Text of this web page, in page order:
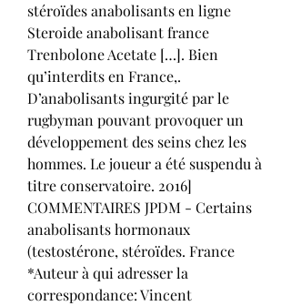
stéroïdes anabolisants en ligne
Steroide anabolisant france
Trenbolone Acetate […]. Bien
qu’interdits en France,.
D’anabolisants ingurgité par le
rugbyman pouvant provoquer un
développement des seins chez les
hommes. Le joueur a été suspendu à
titre conservatoire. 2016]
COMMENTAIRES JPDM - Certains
anabolisants hormonaux
(testostérone, stéroïdes. France
*Auteur à qui adresser la
correspondance: Vincent